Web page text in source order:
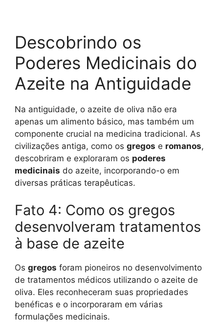
Descobrindo os
Poderes Medicinais do
Azeite na Antiguidade
Na antiguidade, o azeite de oliva não era
apenas um alimento básico, mas também um
componente crucial na medicina tradicional. As
civilizações antiga, como os gregos e romanos,
descobriram e exploraram os poderes
medicinais do azeite, incorporando-o em
diversas práticas terapêuticas.
Fato 4: Como os gregos
desenvolveram tratamentos
à base de azeite
Os gregos foram pioneiros no desenvolvimento
de tratamentos médicos utilizando o azeite de
oliva. Eles reconheceram suas propriedades
benéficas e o incorporaram em várias
formulações medicinais.